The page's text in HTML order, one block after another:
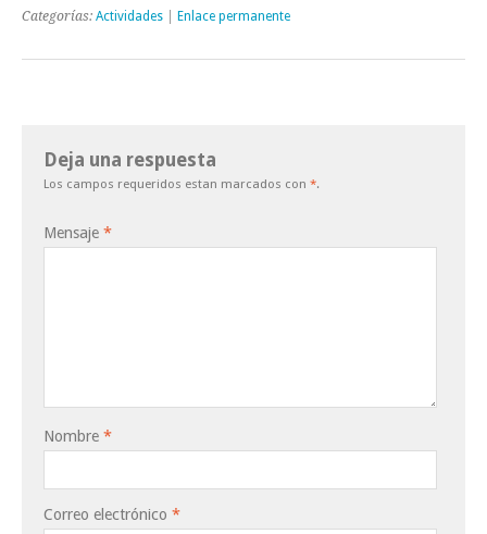
Categorías: Actividades Enlace permanente
Deja una respuesta
Los campos requeridos estan marcados con *.
Mensaje *
Nombre *
Correo electrónico *